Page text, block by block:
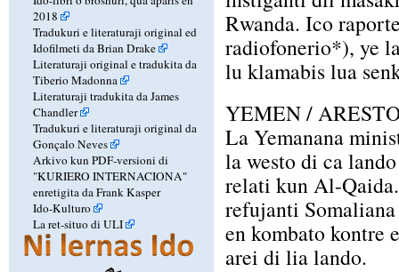
2018
Tradukuri e literaturaji original ed
Idofilmeti da Brian Drake
Literaturaji original e tradukita da
Tiberio Madonna
Literaturaji tradukita da James
Chandler
Tradukuri e literaturaji original da
Gonçalo Neves
Arkivo kun PDF-versioni di
"KURIERO INTERNACIONA"
enretigita da Frank Kasper
Ido-Kulturo
La ret-situo di ULI
Rwanda. Ico
radiofonerio*), ye
lu klamabis lua
YEMEN /
La Yemanana
la westo di ca
relati kun Al-
refujanti
en kombato kontre
arei di lia lando.